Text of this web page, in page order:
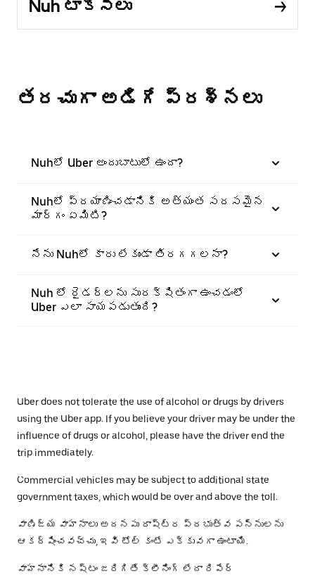
Nuh టాక్సీలు
తరచుగా అడిగే ప్రశ్నలు
Nuhలో Uber అందుబాటులో ఉందా?
Nuhలో ప్రయాణించడానికి అత్యంత సరసమైన
మార్గం ఏమిటి?
నేను Nuhలో కారు లేకుండా తిరగగలనా?
Nuh లో రైడర్‌లను సురక్షితంగా ఉంచడంలో
Uber ఎలా సాయపడుతుంది?
Uber does not tolerate the use of alcohol or drugs by drivers
using the Uber app. If you believe your driver may be under the
influence of drugs or alcohol, please have the driver end the
trip immediately.
Commercial vehicles may be subject to additional state
government taxes, which would be over and above the toll.
వాణిజ్య వాహనాలు అదనపు రాష్ట్ర ప్రభుత్వ పన్నులను
ఆకర్షించవచ్చు, ఇవి టోల్ కంటే ఎక్కువగా ఉంటాయి.
వాహనానికి నష్టం జరిగితే క్లీనింగ్ లేదా రిపేర్